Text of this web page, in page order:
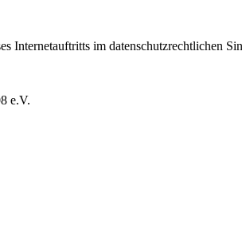
Internetauftritts im datenschutzrechtlichen
e.V.